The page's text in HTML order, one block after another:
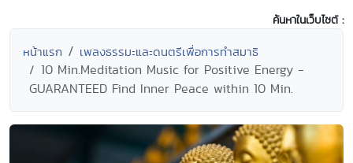
ค้นหาในเว็บไซต์ :
หน้าแรก เพลงธรรมะและดนตรีเพื่อการทำสมาธิ
10 Min.Meditation Music for Positive Energy -
GUARANTEED Find Inner Peace within 10 Min.